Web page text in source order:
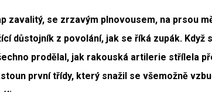
zavalitý, se zrzavým plnovousem, na prsou
důstojník z povolání, jak se říká zupák. Když
prodělal, jak rakouská artilerie střílela
první třídy, který snažil se všemožně